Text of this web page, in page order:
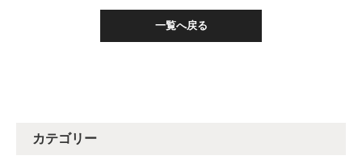
一覧へ戻る
カテゴリー